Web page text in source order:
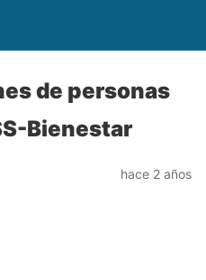
de personas
Bienestar
hace 2 años